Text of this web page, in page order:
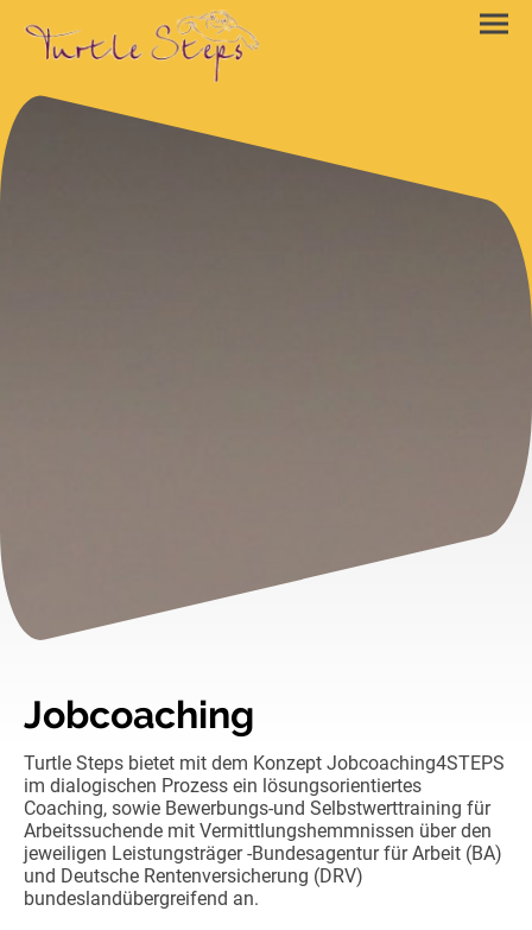
Jobcoaching
Turtle Steps bietet mit dem Konzept Jobcoaching4STEPS
im dialogischen Prozess ein lösungsorientiertes
Coaching, sowie Bewerbungs-und Selbstwerttraining für
Arbeitssuchende mit Vermittlungshemmnissen über den
jeweiligen Leistungsträger -Bundesagentur für Arbeit (BA)
und Deutsche Rentenversicherung (DRV)
bundeslandübergreifend an.